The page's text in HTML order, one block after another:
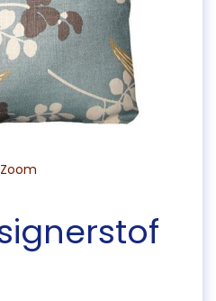
Zoom